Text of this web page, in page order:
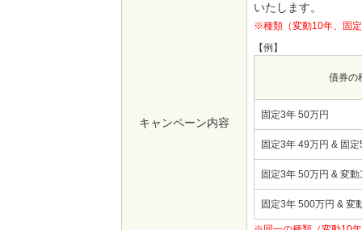
キャンペーン内容
いたします。
※種類（変動10年、固
【例】
債券の
固定3年 50万円
固定3年 49万円 & 固
固定3年 50万円 & 変
固定3年 500万円 & 変